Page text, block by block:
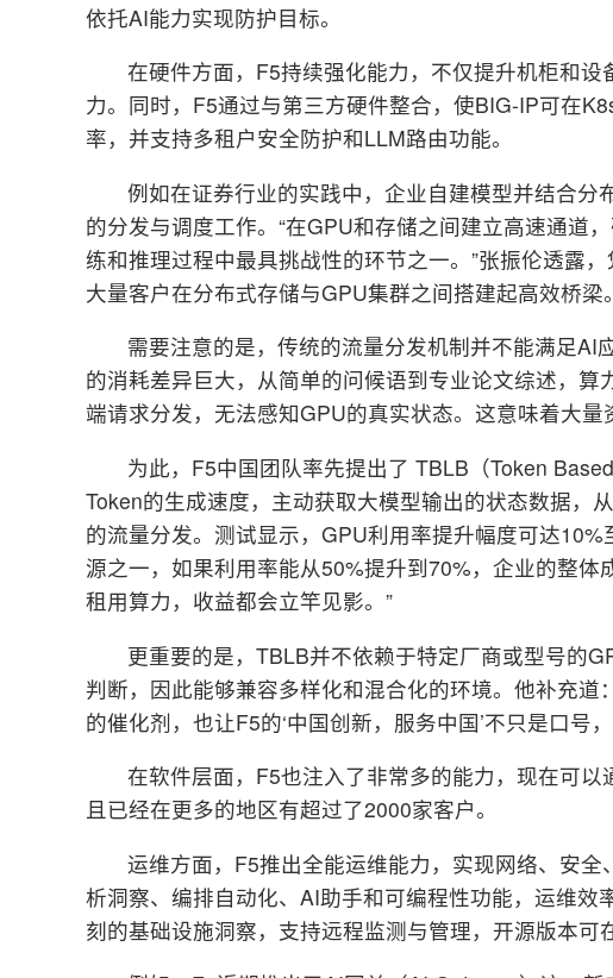
依托AI能力实现防护目标。
在硬件方面，F5持续强化能力，不仅提升机柜和
力。同时，F5通过与第三方硬件整合，使BIG-IP可在
率，并支持多租户安全防护和LLM路由功能。
例如在证券行业的实践中，企业自建模型并结合
的分发与调度工作。“在GPU和存储之间建立高速通道
练和推理过程中最具挑战性的环节之一。”张振伦透露
大量客户在分布式存储与GPU集群之间搭建起高效桥梁。
需要注意的是，传统的流量分发机制并不能满足
的消耗差异巨大，从简单的问候语到专业论文综述，
端请求分发，无法感知GPU的真实状态。这意味着大量
为此，F5中国团队率先提出了 TBLB（Token
Token的生成速度，主动获取大模型输出的状态数据，
的流量分发。测试显示，GPU利用率提升幅度可达
源之一，如果利用率能从50%提升到70%，企业的整
租用算力，收益都会立竿见影。”
更重要的是，TBLB并不依赖于特定厂商或型号的
判断，因此能够兼容多样化和混合化的环境。他补充道
的催化剂，也让F5的‘中国创新，服务中国’不只是口号
在软件层面，F5也注入了非常多的能力，现在可
且已经在更多的地区有超过了2000家客户。
运维方面，F5推出全能运维能力，实现网络、安
析洞察、编排自动化、AI助手和可编程性功能，运维
刻的基础设施洞察，支持远程监测与管理，开源版本可